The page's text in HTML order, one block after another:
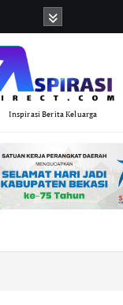
Inspirasi Berita Keluarga